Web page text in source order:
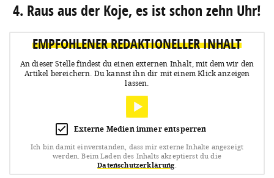
4. Raus aus der Koje, es ist schon zehn Uhr!
EMPFOHLENER REDAKTIONELLER INHALT
An dieser Stelle findest du einen externen Inhalt, mit dem wir den
Artikel bereichern. Du kannst ihn dir mit einem Klick anzeigen
lassen.
Externe Medien immer entsperren
Ich bin damit einverstanden, dass mir externe Inhalte angezeigt
werden. Beim Laden des Inhalts akzeptierst du die
Datenschutzerklärung